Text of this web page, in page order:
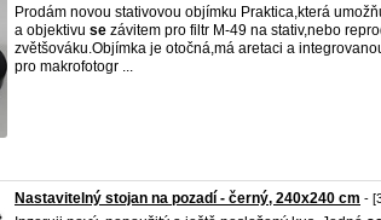
Prodám novou stativovou objímku Praktica,která
a objektivu se závitem pro filtr M-49 na stativ,nebo
zvětšováku.Objímka je otočná,má aretaci a
pro makrofotogr ...
Nastavitelný stojan na pozadí - černý, 240x240 cm -